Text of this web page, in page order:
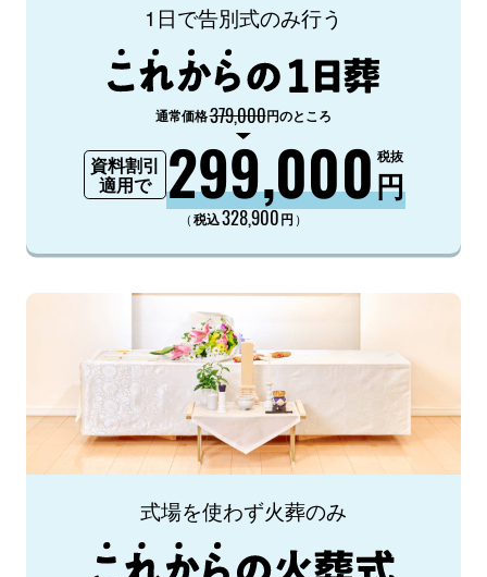
1日で告別式のみ行う
通常価格379,000円のところ
資料割引
適用で
299,000円
税抜
（税込328,900円 ）
式場を使わず火葬のみ